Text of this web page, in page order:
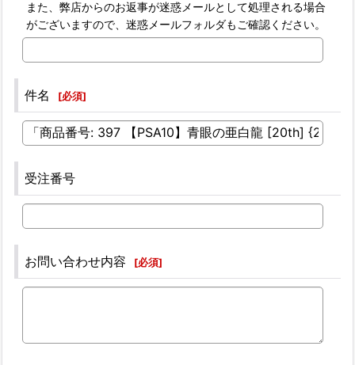
また、弊店からのお返事が迷惑メールとして処理される場合
がございますので、迷惑メールフォルダもご確認ください。
件名 [必須]
受注番号
お問い合わせ内容 [必須]